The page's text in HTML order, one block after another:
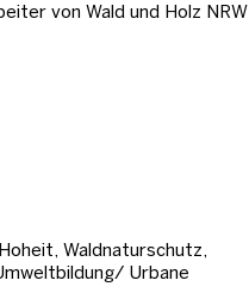
von Wald und Holz NRW
Waldnaturschutz,
Urbane